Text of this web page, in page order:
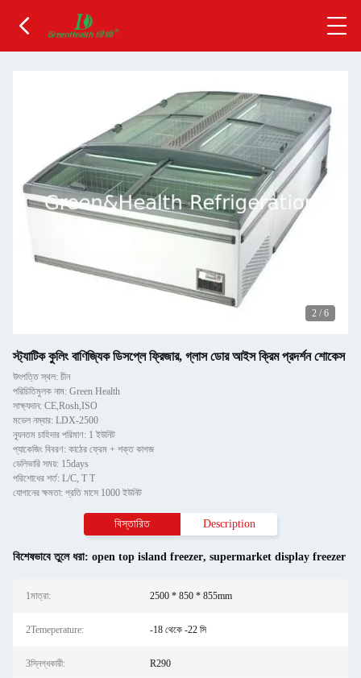
2 / 6
স্ট্যাটিক কুলিং বাণিজ্যিক ডিসপ্লে ফ্রিজার, গ্লাস ডোর আইস ক্রিম প্রদর্শন শোকেস
উৎপত্তি স্থল: চীন
পরিচিতিমুলক নাম: Green Health
সাক্ষ্যদান: CE,Rosh,ISO
মডেল নম্বার: LDX-2500
ন্যূনতম চাহিদার পরিমাণ: 1 ইউনিট
প্যাকেজিং বিবরণ: কাঠের ফ্রেম + শক্ত কাগজ
ডেলিভারি সময়: 15days
পরিশোধের শর্ত: L/C, T T
যোগানের ক্ষমতা: প্রতি মাসে 1000 ইউনিট
বিস্তারিত Description
বিশেষভাবে তুলে ধরা: open top island freezer, supermarket display freezer
1মাত্রা: 2500 * 850 * 855mm
2Temeperature: -18 থেকে -22 সি
3স্নিগ্ধকারী: R290